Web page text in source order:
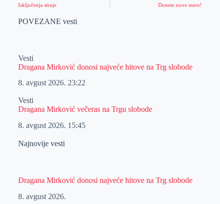
Isključenja struje Donete nove mere!
POVEZANE vesti
Vesti
Dragana Mirković donosi najveće hitove na Trg slobode
8. avgust 2026. 23:22
Vesti
Dragana Mirković večeras na Trgu slobode
8. avgust 2026. 15:45
Najnovije vesti
Dragana Mirković donosi najveće hitove na Trg slobode
8. avgust 2026.